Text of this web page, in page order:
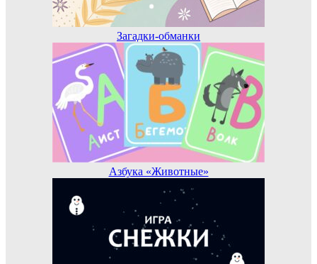
Загадки-обманки
Азбука «Животные»